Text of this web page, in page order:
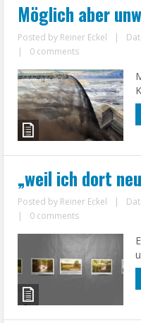
Möglich aber
Posted by Reiner Eckel |
|
0 comments
„weil ich dort
Posted by Reiner Eckel |
|
0 comments